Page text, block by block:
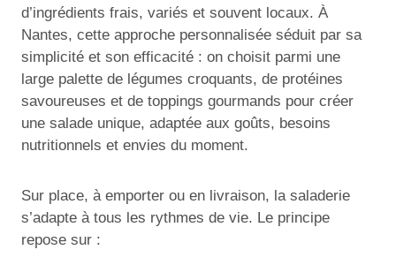
d’ingrédients frais, variés et souvent locaux. À
Nantes, cette approche personnalisée séduit par sa
simplicité et son efficacité : on choisit parmi une
large palette de légumes croquants, de protéines
savoureuses et de toppings gourmands pour créer
une salade unique, adaptée aux goûts, besoins
nutritionnels et envies du moment.
Sur place, à emporter ou en livraison, la saladerie
s’adapte à tous les rythmes de vie. Le principe
repose sur :